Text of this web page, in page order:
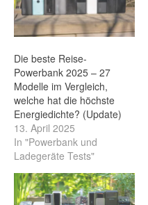
Die beste Reise-
Powerbank 2025 – 27
Modelle im Vergleich,
welche hat die höchste
Energiedichte? (Update)
13. April 2025
In "Powerbank und
Ladegeräte Tests"